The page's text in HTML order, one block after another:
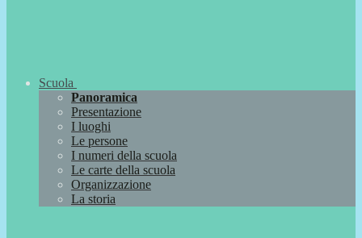
Scuola
Panoramica
Presentazione
I luoghi
Le persone
I numeri della scuola
Le carte della scuola
Organizzazione
La storia